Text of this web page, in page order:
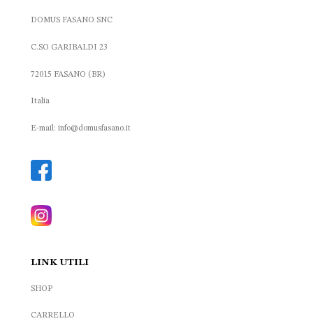
DOMUS FASANO SNC
C.SO GARIBALDI 23
72015 FASANO (BR)
Italia
E-mail: info@domusfasano.it
LINK UTILI
SHOP
CARRELLO